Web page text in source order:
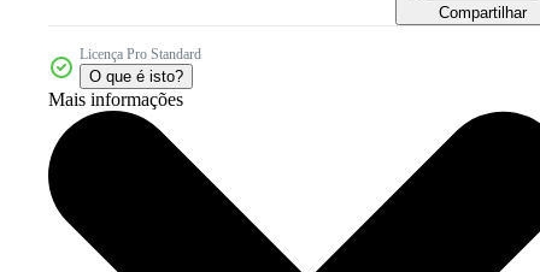
Compartilhar
Licença Pro Standard
O que é isto?
Mais informações